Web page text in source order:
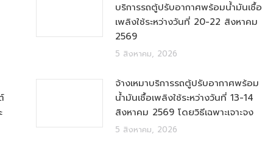
บริการรถตู้ปรับอากาศพร้อมน้ำมันเชื้อ
เพลิงใช้ระหว่างวันที่ 20-22 สิงหาคม
2569
5 สิงหาคม, 2026
จ้างเหมาบริการรถตู้ปรับอากาศพร้อม
น้ำมันเชื้อเพลิงใช้ระหว่างวันที่ 13-14
สิงหาคม 2569 โดยวิธีเฉพาะเจาะจง
5 สิงหาคม, 2026